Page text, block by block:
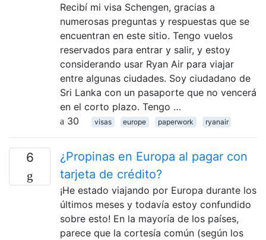
Recibí mi visa Schengen, gracias a
numerosas preguntas y respuestas que se
encuentran en este sitio. Tengo vuelos
reservados para entrar y salir, y estoy
considerando usar Ryan Air para viajar
entre algunas ciudades. Soy ciudadano de
Sri Lanka con un pasaporte que no vencerá
en el corto plazo. Tengo …
30
visas europe paperwork ryanair
6
¿Propinas en Europa al pagar con
tarjeta de crédito?
¡He estado viajando por Europa durante los
últimos meses y todavía estoy confundido
sobre esto! En la mayoría de los países,
parece que la cortesía común (según los